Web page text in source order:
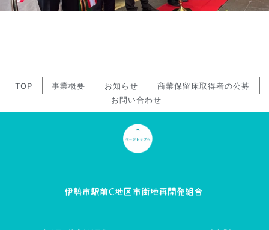
TOP 事業概要 お知らせ
商業保留床取得者の公募
お問い合わせ